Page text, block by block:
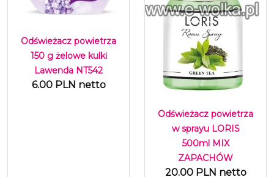
Odświeżacz powietrza
150 g żelowe kulki
Lawenda NT542
6.00 PLN netto
Odświeżacz powietrza
w sprayu LORIS
500ml MIX
ZAPACHÓW
20.00 PLN netto